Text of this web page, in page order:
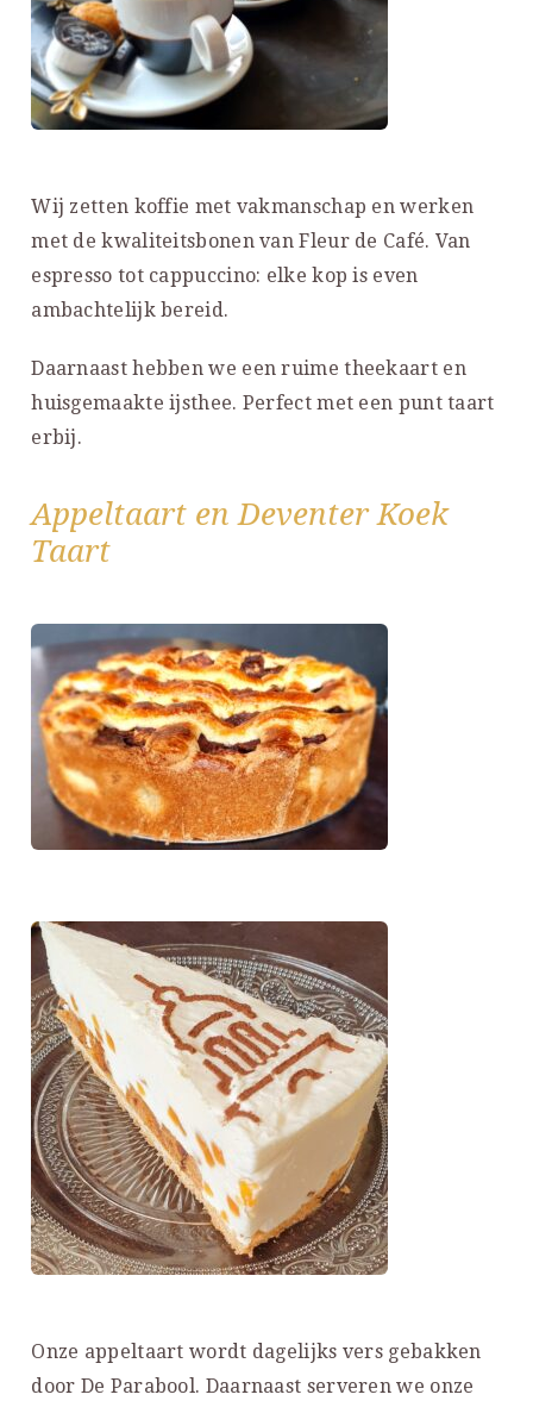
Wij zetten koffie met vakmanschap en werken
met de kwaliteitsbonen van Fleur de Café. Van
espresso tot cappuccino: elke kop is even
ambachtelijk bereid.
Daarnaast hebben we een ruime theekaart en
huisgemaakte ijsthee. Perfect met een punt taart
erbij.
Appeltaart en Deventer Koek
Taart
Onze appeltaart wordt dagelijks vers gebakken
door De Parabool. Daarnaast serveren we onze